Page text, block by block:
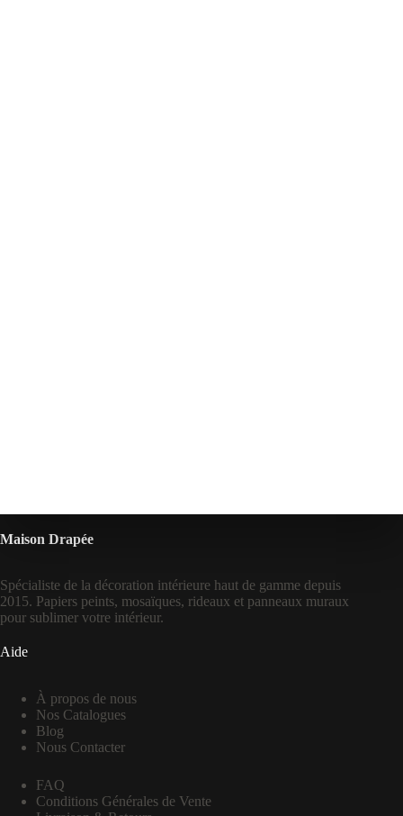
Maison Drapée
Spécialiste de la décoration intérieure haut de gamme depuis
2015. Papiers peints, mosaïques, rideaux et panneaux muraux
pour sublimer votre intérieur.
Aide
À propos de nous
Nos Catalogues
Blog
Nous Contacter
FAQ
Conditions Générales de Vente